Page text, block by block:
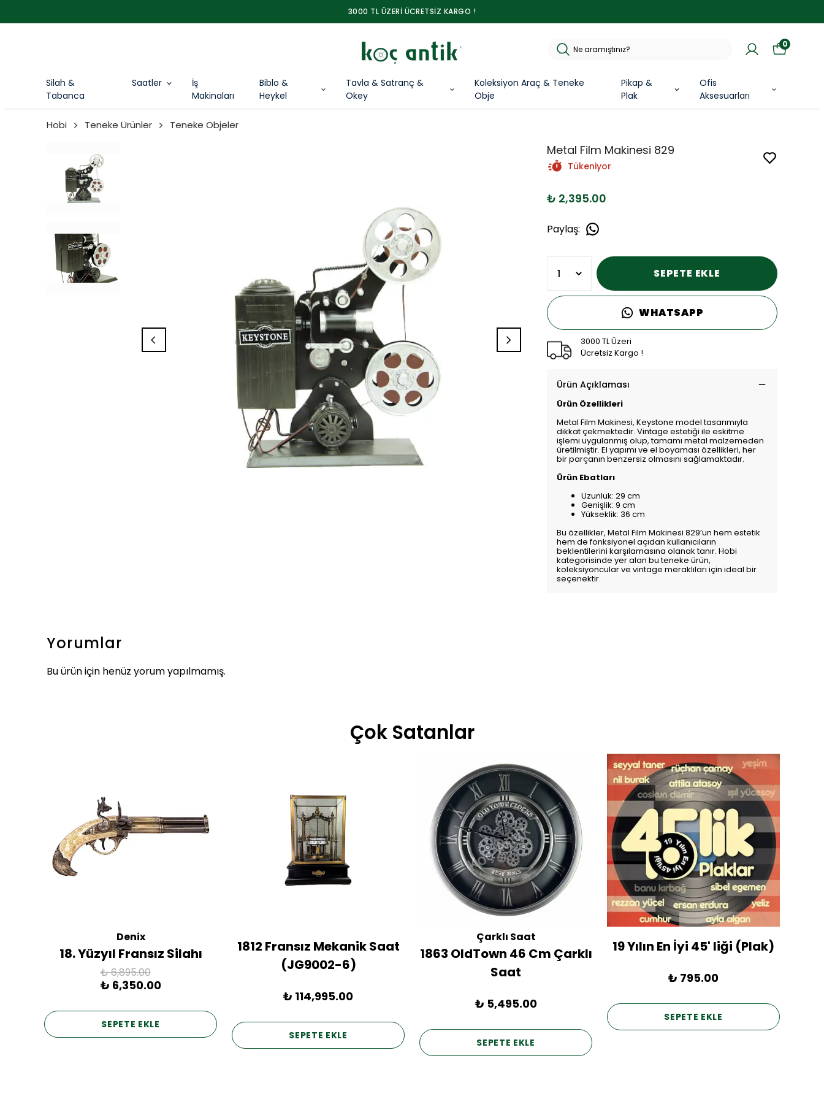
3000 TL ÜZERİ ÜCRETSİZ KARGO !
Silah &
Tabanca
Saatler
İş
Makinaları
Biblo &
Heykel
Tavla & Satranç &
Okey
Koleksiyon Araç & Teneke
Obje
Pikap &
Plak
Ofis
Aksesuarları
0
Hobi Teneke Ürünler Teneke Objeler
Metal Film Makinesi 829
Tükeniyor
₺ 2,395.00
Paylaş:
SEPETE EKLE
WHATSAPP
3000 TL Üzeri
Ücretsiz Kargo !
Ürün Açıklaması
Ürün Özellikleri
Metal Film Makinesi, Keystone model tasarımıyla
dikkat çekmektedir. Vintage estetiği ile eskitme
işlemi uygulanmış olup, tamamı metal malzemeden
üretilmiştir. El yapımı ve el boyaması özellikleri, her
bir parçanın benzersiz olmasını sağlamaktadır.
Ürün Ebatları
Uzunluk: 29 cm
Genişlik: 9 cm
Yükseklik: 36 cm
Bu özellikler, Metal Film Makinesi 829’un hem estetik
hem de fonksiyonel açıdan kullanıcıların
beklentilerini karşılamasına olanak tanır. Hobi
kategorisinde yer alan bu teneke ürün,
koleksiyoncular ve vintage meraklıları için ideal bir
seçenektir.
Yorumlar
Bu ürün için henüz yorum yapılmamış.
Çok Satanlar
Denix
18. Yüzyıl Fransız Silahı
₺ 6,895.00
₺ 6,350.00
SEPETE EKLE
1812 Fransız Mekanik Saat
(JG9002-6)
₺ 114,995.00
SEPETE EKLE
Çarklı Saat
1863 OldTown 46 Cm Çarklı
Saat
₺ 5,495.00
SEPETE EKLE
19 Yılın En İyi 45' liği (Plak)
₺ 795.00
SEPETE EKLE